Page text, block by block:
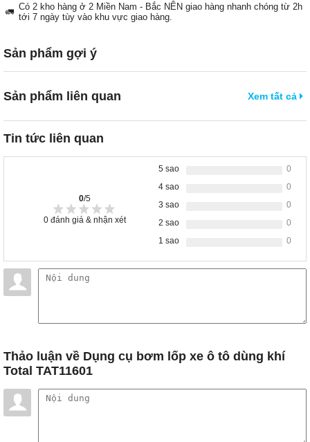
🚛 Có 2 kho hàng ở 2 Miền Nam - Bắc NÊN giao hàng nhanh chóng từ 2h
tới 7 ngày tùy vào khu vực giao hàng.
Sản phẩm gợi ý
Sản phẩm liên quan Xem tất cả
Tin tức liên quan
0/5
0 đánh giá & nhận xét
5 sao
0
4 sao
0
3 sao
0
2 sao
0
1 sao
0
Thảo luận về Dụng cụ bơm lốp xe ô tô dùng khí
Total TAT11601